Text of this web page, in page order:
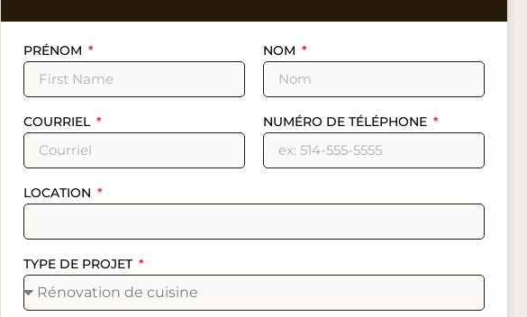
PRÉNOM NOM
COURRIEL NUMÉRO DE TÉLÉPHONE
LOCATION
TYPE DE PROJET